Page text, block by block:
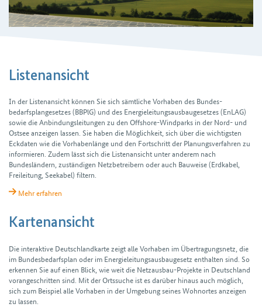
Listenansicht
In der Listenansicht können Sie sich sämtliche Vorhaben des Bundes­
bedarfsplan­gesetzes (BBPlG) und des Energieleitungs­ausbau­gesetzes (EnLAG)
sowie die Anbindungs­leitungen zu den Offshore-Windparks in der Nord- und
Ostsee anzeigen lassen. Sie haben die Möglichkeit, sich über die wichtigsten
Eckdaten wie die Vorhabenlänge und den Fortschritt der Planungs­verfahren zu
informieren. Zudem lässt sich die Listenansicht unter anderem nach
Bundesländern, zuständigen Netzbetreibern oder auch Bauweise (Erdkabel,
Freileitung, Seekabel) filtern.
Mehr erfahren
Kartenansicht
Die interaktive Deutschland­karte zeigt alle Vorhaben im Übertragungs­netz, die
im Bundes­bedarfs­plan oder im Energie­leitungs­ausbau­gesetz ent­halten sind. So
erkennen Sie auf einen Blick, wie weit die Netzausbau-Projekte in Deutschland
voran­geschritten sind. Mit der Ortssuche ist es darüber hinaus auch möglich,
sich zum Beispiel alle Vorhaben in der Umgebung seines Wohnortes anzeigen
zu lassen.